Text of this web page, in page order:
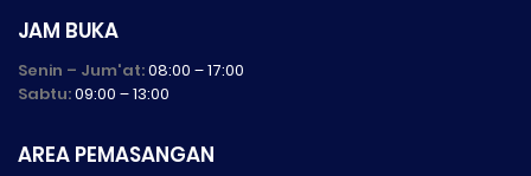
JAM BUKA
Senin – Jum'at:08:00 – 17:00
Sabtu:09:00 – 13:00
AREA PEMASANGAN